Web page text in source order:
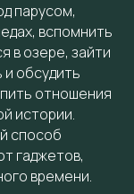
парусом,
вспомнить
в озере, зайти
обсудить
отношения
истории.
способ
гаджетов,
времени.